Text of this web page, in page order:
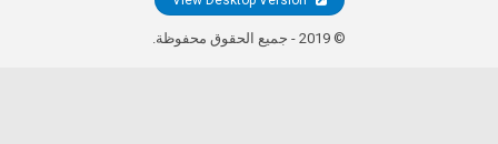
© 2019 - جميع الحقوق محفوظة.